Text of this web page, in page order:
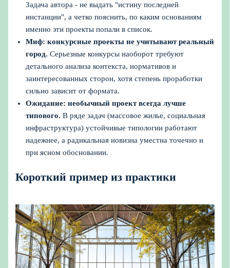
Задача автора - не выдать "истину последней
инстанции", а четко пояснить, по каким основаниям
именно эти проекты попали в список.
Миф: конкурсные проекты не учитывают реальный
город. Серьезные конкурсы наоборот требуют
детального анализа контекста, нормативов и
заинтересованных сторон, хотя степень проработки
сильно зависит от формата.
Ожидание: необычный проект всегда лучше
типового. В ряде задач (массовое жилье, социальная
инфраструктура) устойчивые типологии работают
надежнее, а радикальная новизна уместна точечно и
при ясном обосновании.
Короткий пример из практики